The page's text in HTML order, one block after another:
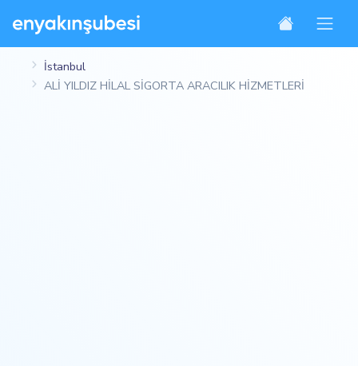
İstanbul
ALİ YILDIZ HİLAL SİGORTA ARACILIK HİZMETLERİ